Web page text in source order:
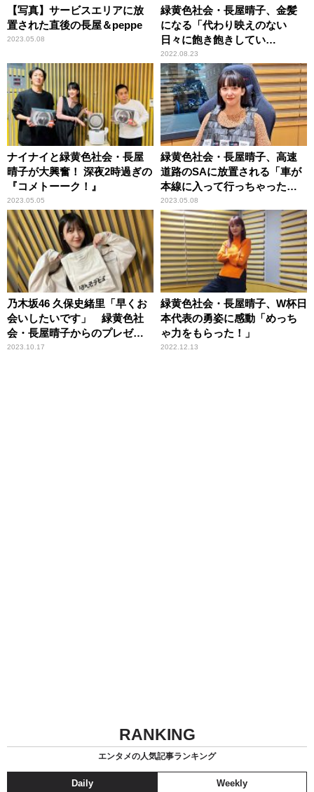
【写真】サービスエリアに放
置された直後の長屋＆peppe
2023.05.08
緑黄色社会・長屋晴子、金髪
になる「代わり映えのない
日々に飽き飽きしてい
て……」
2022.08.23
ナイナイと緑黄色社会・長屋
晴子が大興奮！ 深夜2時過ぎの
『コメトーーク！』
2023.05.05
緑黄色社会・長屋晴子、高速
道路のSAに放置される「車が
本線に入って行っちゃった
の！」
2023.05.08
乃木坂46 久保史緒里「早くお
会いしたいです」 緑黄色社
会・長屋晴子からのプレゼン
トと直筆の手紙に大喜び
2023.10.17
緑黄色社会・長屋晴子、W杯日
本代表の勇姿に感動「めっち
ゃ力をもらった！」
2022.12.13
RANKING
エンタメの人気記事ランキング
Daily Weekly